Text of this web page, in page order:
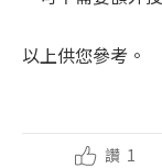
以上供您參考。
讚 1